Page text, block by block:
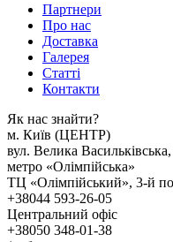
Партнери
Про нас
Доставка
Галерея
Статтi
Контакти
Як наc знайти?
м. Киïв (ЦЕНТР)
вул. Велика
метро «Олімпійська»
ТЦ «Олімпійський», 3-й
+38044 593-26-05
Центральний офіс
+38050 348-01-38